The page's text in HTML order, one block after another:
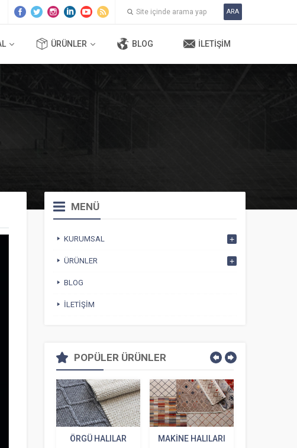
ARA
ÜRÜNLER BLOG İLETIŞIM
MENÜ
KURUMSAL
ÜRÜNLER
BLOG
İLETIŞIM
POPÜLER ÜRÜNLER
ÖRGÜ HALILAR MAKINE HALILARI